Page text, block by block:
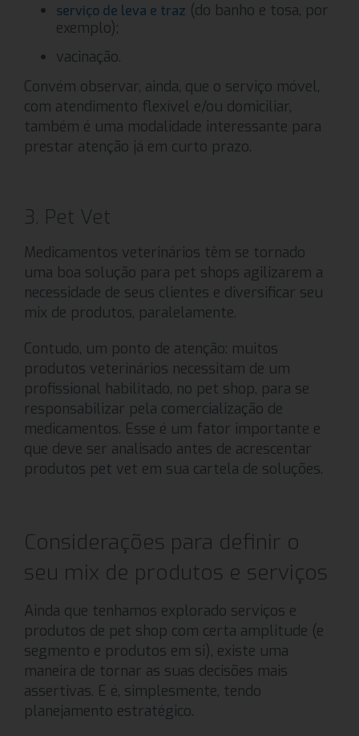
serviço de leva e traz (do banho e tosa, por
exemplo);
vacinação.
Convém observar, ainda, que o serviço móvel,
com atendimento flexível e/ou domiciliar,
também é uma modalidade interessante para
prestar atenção já em curto prazo.
3. Pet Vet
Medicamentos veterinários têm se tornado
uma boa solução para pet shops agilizarem a
necessidade de seus clientes e diversificar seu
mix de produtos, paralelamente.
Contudo, um ponto de atenção: muitos
produtos veterinários necessitam de um
profissional habilitado, no pet shop, para se
responsabilizar pela comercialização de
medicamentos. Esse é um fator importante e
que deve ser analisado antes de acrescentar
produtos pet vet em sua cartela de soluções.
Considerações para definir o
seu mix de produtos e serviços
Ainda que tenhamos explorado serviços e
produtos de pet shop com certa amplitude (e
segmento e produtos em si), existe uma
maneira de tornar as suas decisões mais
assertivas. E é, simplesmente, tendo
planejamento estratégico.